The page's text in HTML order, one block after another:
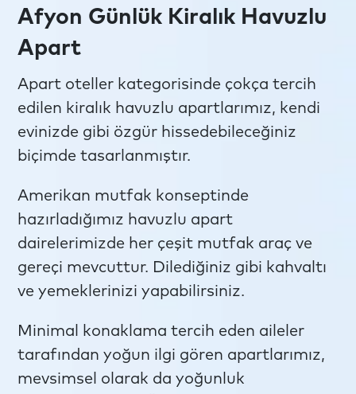
Afyon Günlük Kiralık Havuzlu
Apart
Apart oteller kategorisinde çokça tercih
edilen kiralık havuzlu apartlarımız, kendi
evinizde gibi özgür hissedebileceğiniz
biçimde tasarlanmıştır.
Amerikan mutfak konseptinde
hazırladığımız havuzlu apart
dairelerimizde her çeşit mutfak araç ve
gereçi mevcuttur. Dilediğiniz gibi kahvaltı
ve yemeklerinizi yapabilirsiniz.
Minimal konaklama tercih eden aileler
tarafından yoğun ilgi gören apartlarımız,
mevsimsel olarak da yoğunluk